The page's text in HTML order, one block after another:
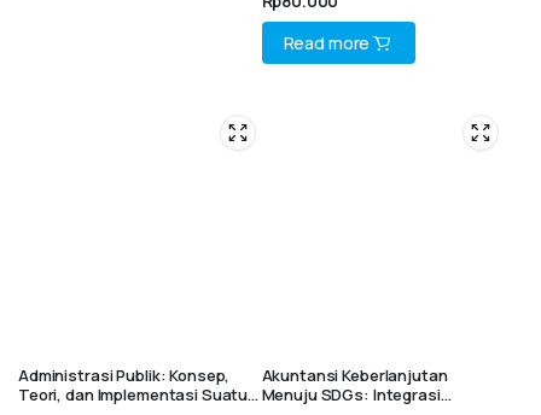
Writing Education
Read more
Administrasi Publik: Konsep,
Teori, dan Implementasi Suatu
Akuntansi Keberlanjutan
Menuju SDGs: Integrasi